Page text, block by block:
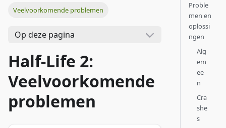
Veelvoorkomende problemen
Op deze pagina
Half-Life 2:
Veelvoorkomende
problemen
Proble
men en
oplossi
ngen
Alg
em
ee
n
Cra
she
s